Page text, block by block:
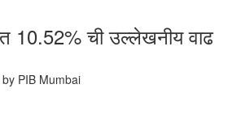
10.52% ची उल्लेखनीय वाढ
by PIB Mumbai